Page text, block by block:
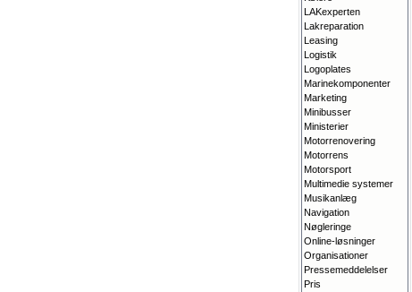
LAKexperten
Lakreparation
Leasing
Logistik
Logoplates
Marinekomponenter
Marketing
Minibusser
Ministerier
Motorrenovering
Motorrens
Motorsport
Multimedie systemer
Musikanlæg
Navigation
Nøgleringe
Online-løsninger
Organisationer
Pressemeddelelser
Pris